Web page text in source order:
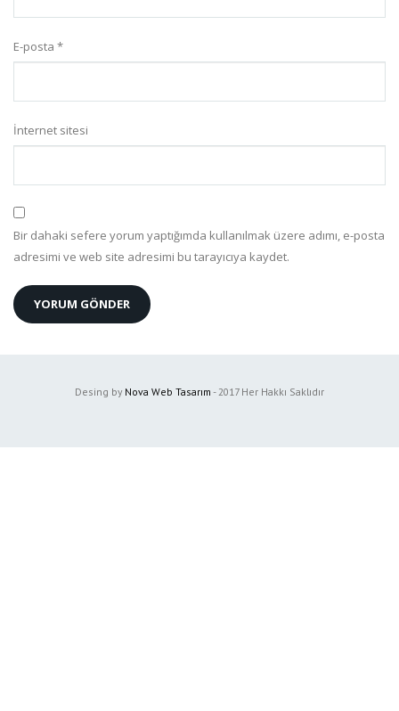
E-posta *
İnternet sitesi
Bir dahaki sefere yorum yaptığımda kullanılmak üzere adımı, e-posta
adresimi ve web site adresimi bu tarayıcıya kaydet.
Desing by Nova Web Tasarım - 2017 Her Hakkı Saklıdır